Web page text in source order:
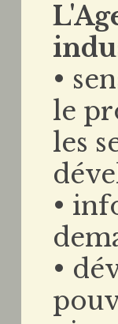
•
le
les
•
•